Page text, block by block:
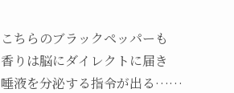
こちらのブラックペッパーも
香りは脳にダイレクトに届き
唾液を分泌する指令が出る……